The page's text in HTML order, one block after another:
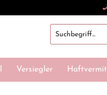
Versiegler